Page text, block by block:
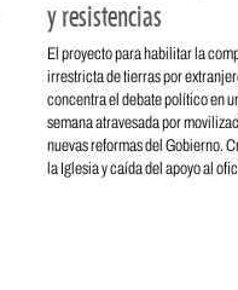
y resistencias
El proyecto para habilitar la
irrestricta de tierras por
concentra el debate político en
semana atravesada por
nuevas reformas del Gobierno.
la Iglesia y caída del apoyo al